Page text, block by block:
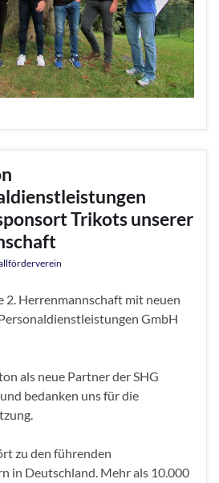
Trikots unserer
2. Herrenmannschaft mit neuen
GmbH
als neue Partner der SHG
bedanken uns für die
zu den führenden
in Deutschland. Mehr als 10.000